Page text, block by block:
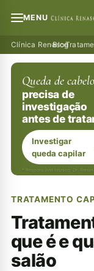
MENU
Clínica Renasce
›Blog
›
Queda de cabelo
precisa de
investigação
antes de
Investigar
queda capilar
* Responsável técnico: Dr.
TRATAMENTO
que é e
salão